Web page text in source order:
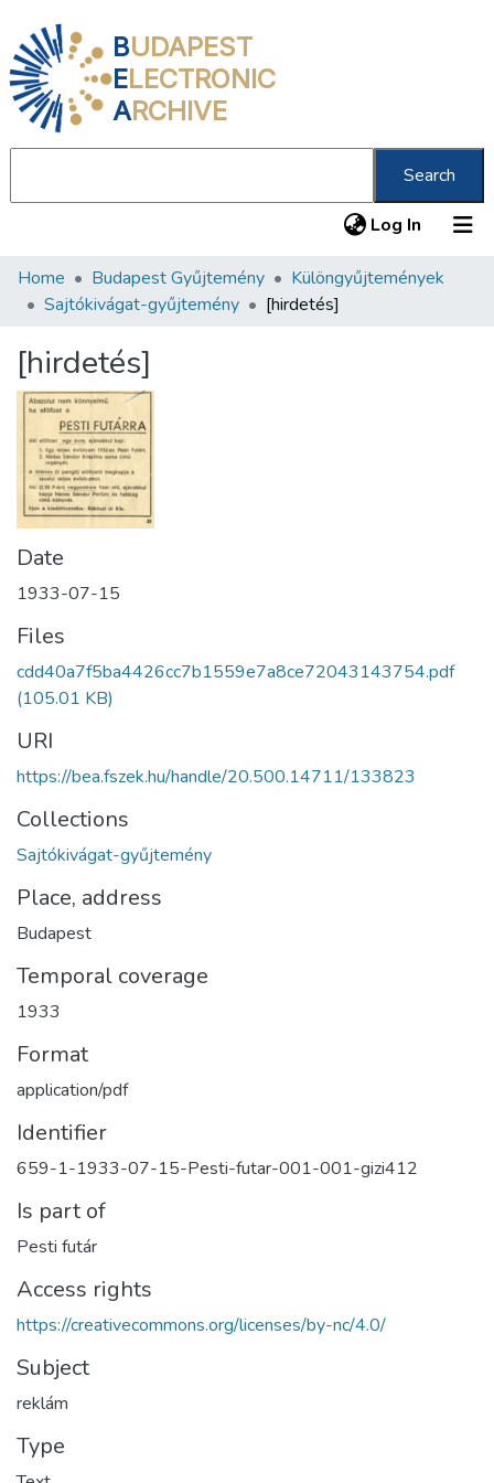
BUDAPEST
ELECTRONIC
ARCHIVE
Search
Log In (current)
Communities & Collections
Statistics
About us
Home Budapest Gyűjtemény
Különgyűjtemények
Sajtókivágat-gyűjtemény
[hirdetés]
[hirdetés]
Date
1933-07-15
Files
cdd40a7f5ba4426cc7b1559e7a8ce72043143754.pdf
(105.01 KB)
URI
https://bea.fszek.hu/handle/20.500.14711/133823
Collections
Sajtókivágat-gyűjtemény
Place, address
Budapest
Temporal coverage
1933
Format
application/pdf
Identifier
659-1-1933-07-15-Pesti-futar-001-001-gizi412
Is part of
Pesti futár
Access rights
https://creativecommons.org/licenses/by-nc/4.0/
Subject
reklám
Type